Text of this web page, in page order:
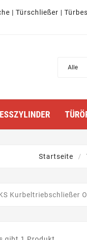
| Türschließer |
Startseite
Kurbeltriebschließer